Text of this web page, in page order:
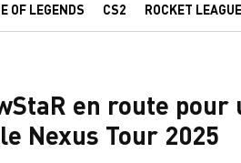
OF LEGENDS CS2 ROCKET LEAGUE
en route
Nexus Tour 2025